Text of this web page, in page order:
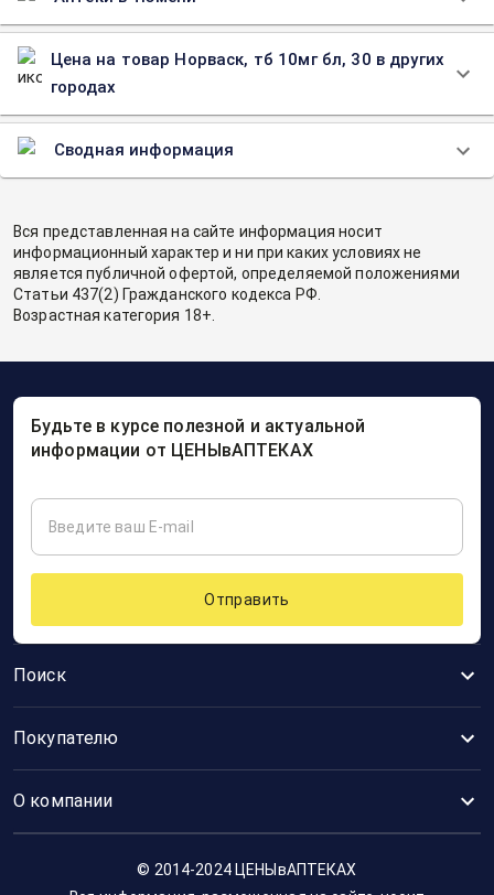
Цена на товар Норваск, тб 10мг бл, 30 в других
городах
Сводная информация
Вся представленная на сайте информация носит
информационный характер и ни при каких условиях не
является публичной офертой, определяемой положениями
Статьи 437(2) Гражданского кодекса РФ.
Возрастная категория 18+.
Поиск
Покупателю
О компании
Будьте в курсе полезной и актуальной
информации от ЦЕНЫвАПТЕКАХ
Отправить
© 2014-2024 ЦЕНЫвАПТЕКАХ